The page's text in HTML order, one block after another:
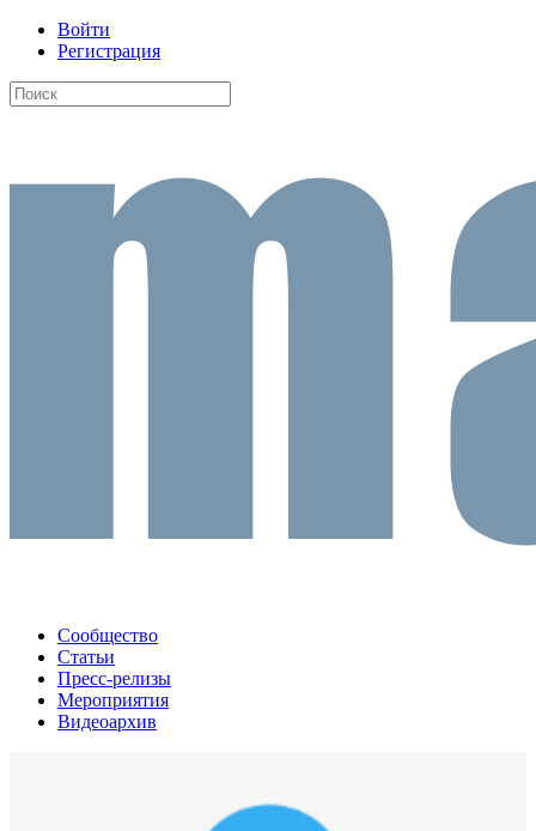
Войти
Регистрация
Сообщество
Статьи
Пресс-релизы
Мероприятия
Видеоархив